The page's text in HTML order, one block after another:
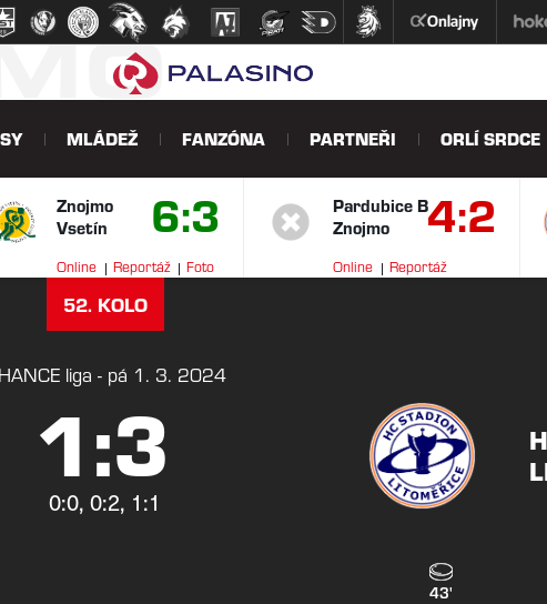
MLÁDEŽ FANZÓNA PARTNEŘI ORLÍ SRDCE
Znojmo
Vsetín
6:3
Online Reportáž Foto
Pardubice B
Znojmo
4:2
Online
Reportáž
52. KOLO
liga - pá 1. 3. 2024
1:3
0:0, 0:2, 1:1
43'